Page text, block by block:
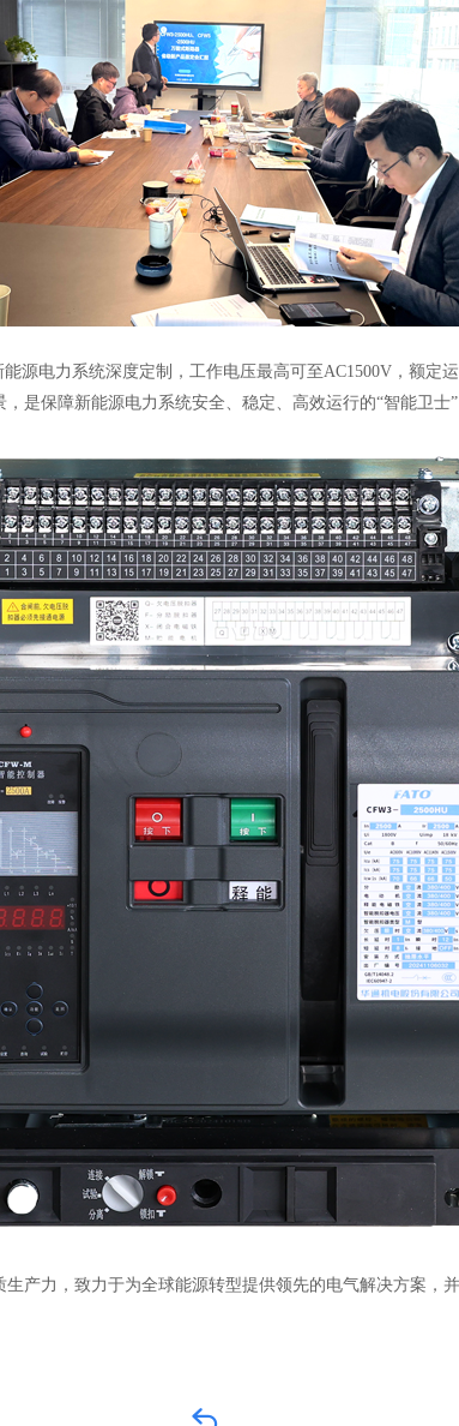
电力系统深度定制，工作电压最高可至AC1500V，额定
是保障新能源电力系统安全、稳定、高效运行的“智能卫士
力，致力于为全球能源转型提供领先的电气解决方案，